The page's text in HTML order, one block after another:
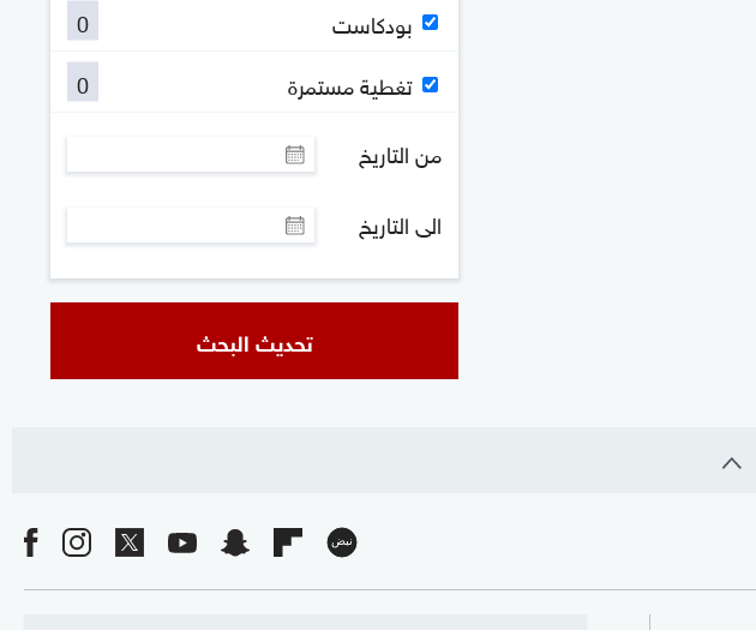
بودكاست
0
تغطية مستمرة
0
من التاريخ
الى التاريخ
تحديث البحث